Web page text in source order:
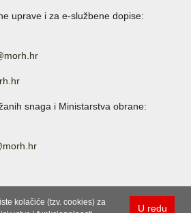
uprave i za e-službene dopise:
snaga i Ministarstva obrane:
U redu
kolačiće (tzv. cookies) za